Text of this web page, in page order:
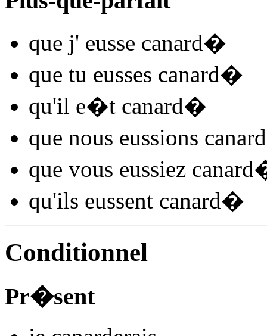
que j' eusse canard�
que tu eusses canard�
qu'il e�t canard�
que nous eussions canard
que vous eussiez canard
qu'ils eussent canard�
Conditionnel
Pr�sent